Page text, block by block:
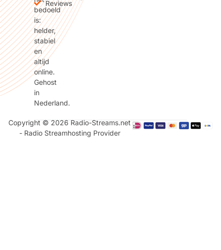
bedoeld
is:
helder,
stabiel
en
altijd
online.
Gehost
in
Nederland.
Reviews
Copyright © 2026 Radio-Streams.net
- Radio Streamhosting Provider